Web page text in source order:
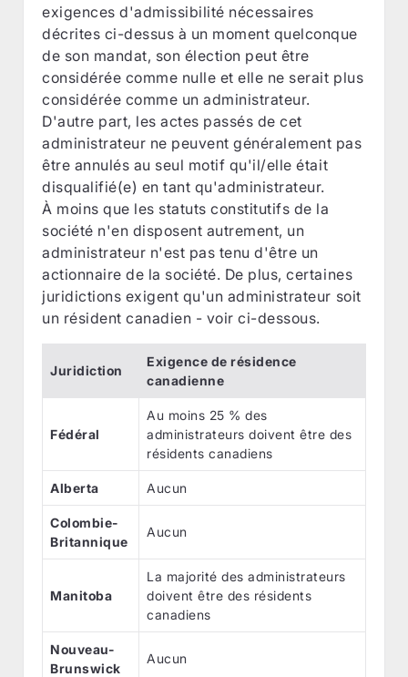
exigences d'admissibilité nécessaires
décrites ci-dessus à un moment quelconque
de son mandat, son élection peut être
considérée comme nulle et elle ne serait plus
considérée comme un administrateur.
D'autre part, les actes passés de cet
administrateur ne peuvent généralement pas
être annulés au seul motif qu'il/elle était
disqualifié(e) en tant qu'administrateur.
À moins que les statuts constitutifs de la
société n'en disposent autrement, un
administrateur n'est pas tenu d'être un
actionnaire de la société. De plus, certaines
juridictions exigent qu'un administrateur soit
un résident canadien - voir ci-dessous.
Juridiction
Exigence de résidence
canadienne
Fédéral
Au moins 25 % des
administrateurs doivent être des
résidents canadiens
Alberta Aucun
Colombie-
Britannique
Aucun
Manitoba
La majorité des administrateurs
doivent être des résidents
canadiens
Nouveau-
Brunswick
Aucun